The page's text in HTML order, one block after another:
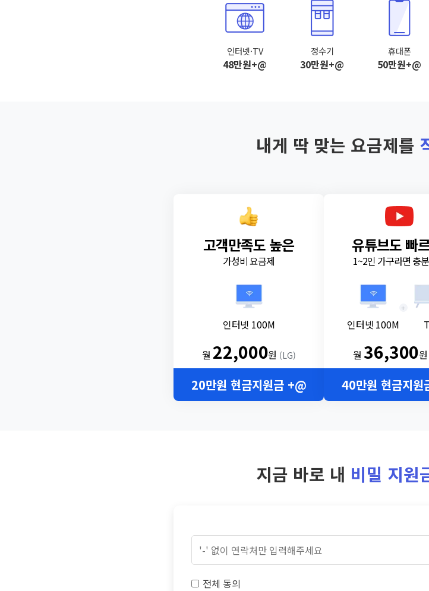
인터넷·TV
48만원+@
정수기
30만원+@
휴대폰
50만원+@
내게 딱 맞는 요금제를
고객만족도 높은
가성비 요금제
인터넷 100M
월 22,000원 (LG)
20만원 현금지원금 +@
유튜브도 빠
1~2인 가구라면 충
인터넷 100M
+
월36,300원
40만원 현금지원
지금 바로 내 비밀 지원
전체 동의